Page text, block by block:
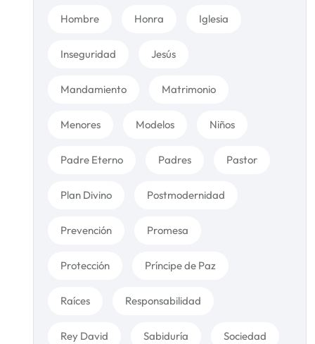
Hombre Honra Iglesia
Inseguridad Jesús
Mandamiento Matrimonio
Menores Modelos Niños
Padre Eterno Padres Pastor
Plan Divino Postmodernidad
Prevención Promesa
Protección Príncipe de Paz
Raíces Responsabilidad
Rey David Sabiduría Sociedad